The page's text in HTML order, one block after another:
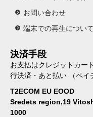
お問い合わせ
端末での再生について
決済手段
お支払はクレジットカー
行決済・あと払い （ペイ
T2ECOM EU EOOD
Sredets region,19
1000